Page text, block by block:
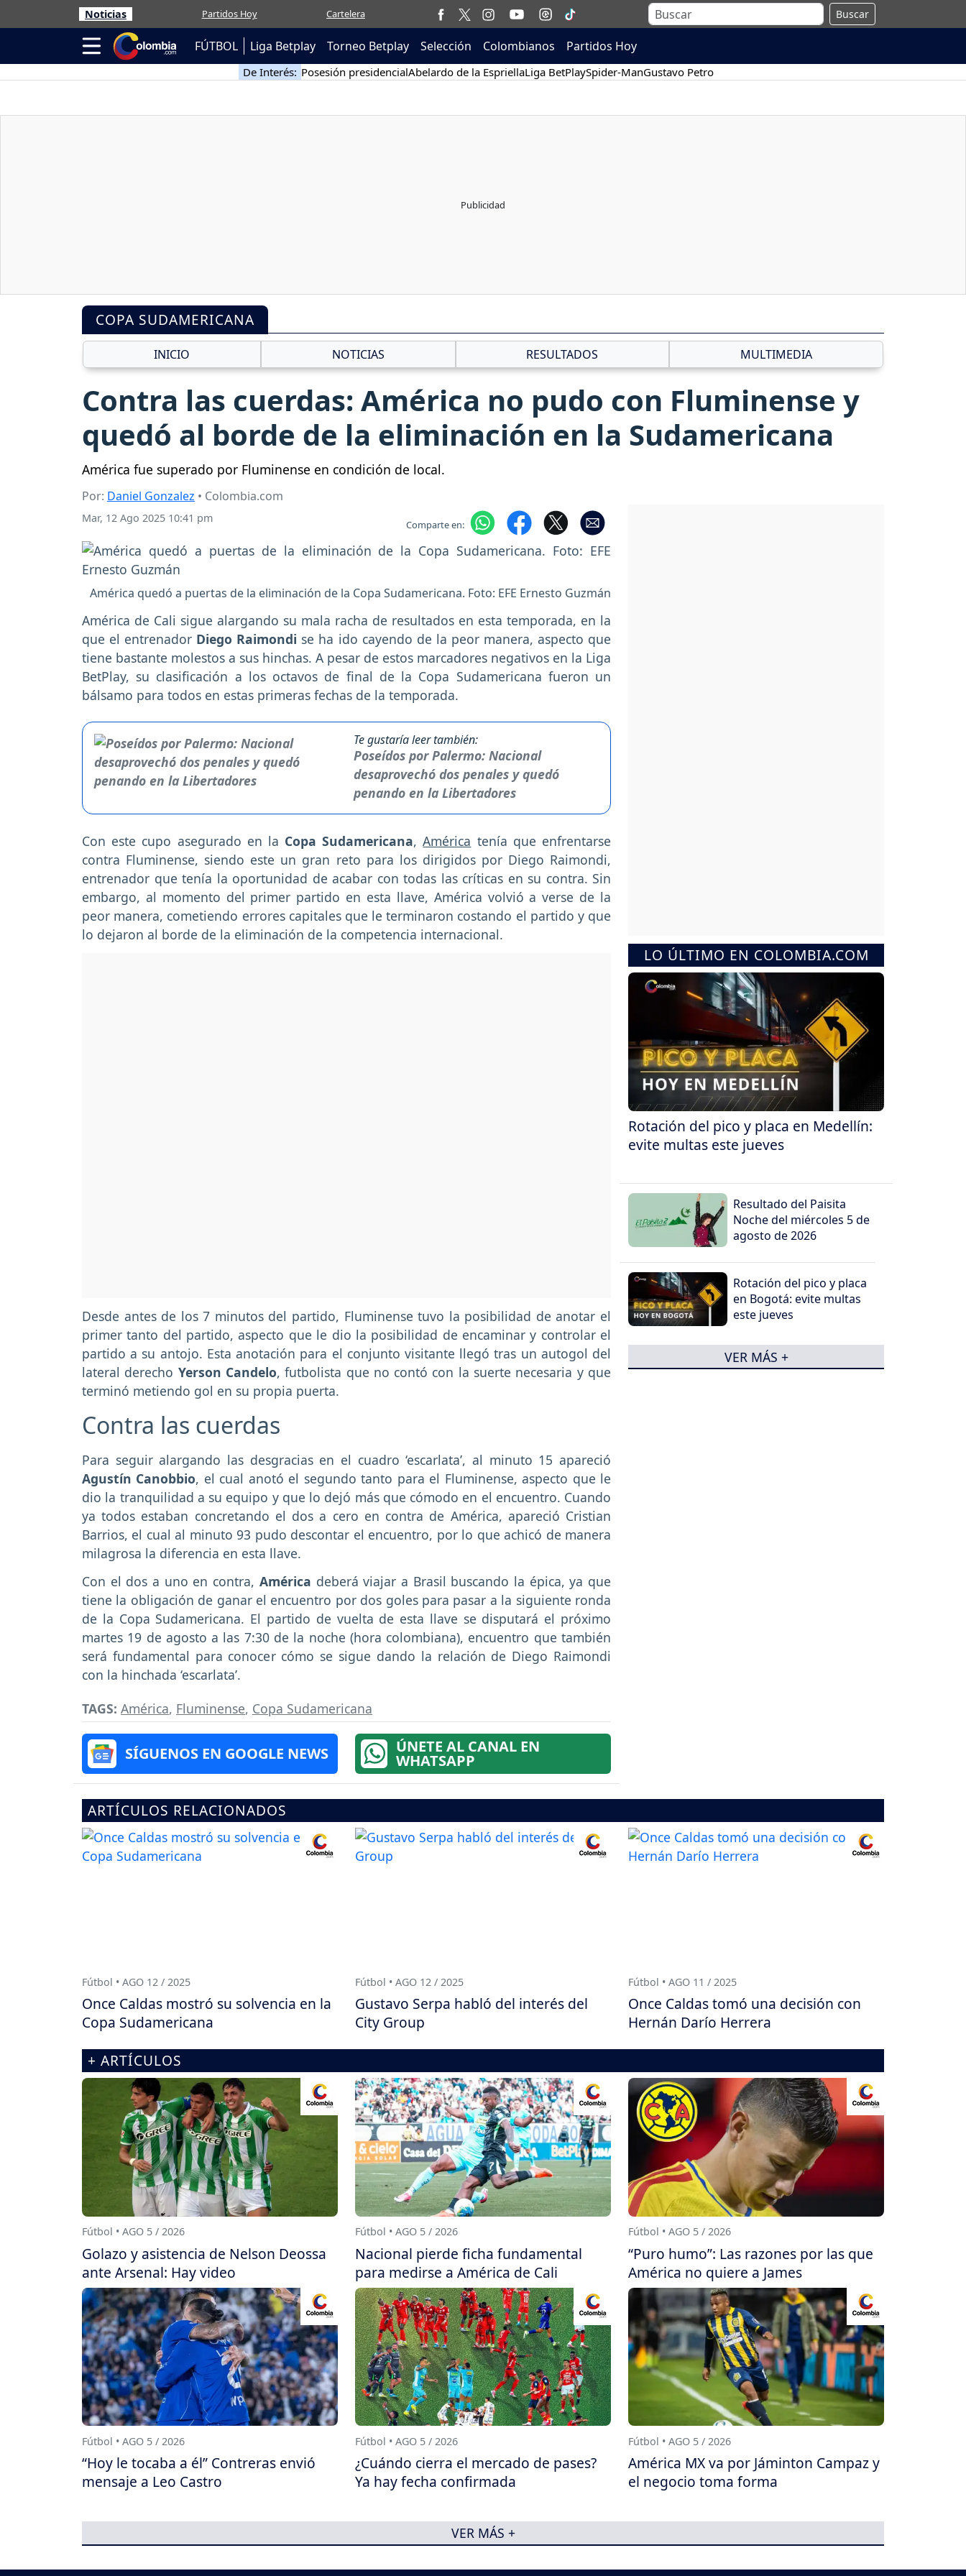
Noticias Partidos Hoy Cartelera Buscar
FÚTBOL Liga Betplay Torneo Betplay Selección Colombianos Partidos Hoy
De Interés: Posesión presidencialAbelardo de la EspriellaLiga BetPlaySpider-ManGustavo Petro
COPA SUDAMERICANA
INICIO NOTICIAS RESULTADOS MULTIMEDIA
Contra las cuerdas: América no pudo con Fluminense y
quedó al borde de la eliminación en la Sudamericana
América fue superado por Fluminense en condición de local.
Por: Daniel Gonzalez • Colombia.com
Mar, 12 Ago 2025 10:41 pm Comparte en:
América quedó a puertas de la eliminación de la Copa Sudamericana. Foto: EFE Ernesto Guzmán
América de Cali sigue alargando su mala racha de resultados en esta temporada, en la
que el entrenador Diego Raimondi se ha ido cayendo de la peor manera, aspecto que
tiene bastante molestos a sus hinchas. A pesar de estos marcadores negativos en la Liga
BetPlay, su clasificación a los octavos de final de la Copa Sudamericana fueron un
bálsamo para todos en estas primeras fechas de la temporada.
Te gustaría leer también:
Poseídos por Palermo: Nacional
desaprovechó dos penales y quedó
penando en la Libertadores
Con este cupo asegurado en la Copa Sudamericana,América tenía que enfrentarse
contra Fluminense, siendo este un gran reto para los dirigidos por Diego Raimondi,
entrenador que tenía la oportunidad de acabar con todas las críticas en su contra. Sin
embargo, al momento del primer partido en esta llave, América volvió a verse de la
peor manera, cometiendo errores capitales que le terminaron costando el partido y que
lo dejaron al borde de la eliminación de la competencia internacional.
Desde antes de los 7 minutos del partido, Fluminense tuvo la posibilidad de anotar el
primer tanto del partido, aspecto que le dio la posibilidad de encaminar y controlar el
partido a su antojo. Esta anotación para el conjunto visitante llegó tras un autogol del
lateral derecho Yerson Candelo, futbolista que no contó con la suerte necesaria y que
terminó metiendo gol en su propia puerta.
Contra las cuerdas
Para seguir alargando las desgracias en el cuadro ‘escarlata’, al minuto 15 apareció
Agustín Canobbio, el cual anotó el segundo tanto para el Fluminense, aspecto que le
dio la tranquilidad a su equipo y que lo dejó más que cómodo en el encuentro. Cuando
ya todos estaban concretando el dos a cero en contra de América, apareció Cristian
Barrios, el cual al minuto 93 pudo descontar el encuentro, por lo que achicó de manera
milagrosa la diferencia en esta llave.
Con el dos a uno en contra, América deberá viajar a Brasil buscando la épica, ya que
tiene la obligación de ganar el encuentro por dos goles para pasar a la siguiente ronda
de la Copa Sudamericana. El partido de vuelta de esta llave se disputará el próximo
martes 19 de agosto a las 7:30 de la noche (hora colombiana), encuentro que también
será fundamental para conocer cómo se sigue dando la relación de Diego Raimondi
con la hinchada ‘escarlata’.
TAGS: América, Fluminense, Copa Sudamericana
SÍGUENOS EN GOOGLE NEWS ÚNETE AL CANAL EN
WHATSAPP
LO ÚLTIMO EN COLOMBIA.COM
Rotación del pico y placa en Medellín:
evite multas este jueves
Resultado del Paisita
Noche del miércoles 5 de
agosto de 2026
Rotación del pico y placa
en Bogotá: evite multas
este jueves
VER MÁS +
ARTÍCULOS RELACIONADOS
Fútbol • AGO 12 / 2025
Once Caldas mostró su solvencia en la
Copa Sudamericana
Fútbol • AGO 12 / 2025
Gustavo Serpa habló del interés del
City Group
Fútbol • AGO 11 / 2025
Once Caldas tomó una decisión con
Hernán Darío Herrera
+ ARTÍCULOS
Fútbol • AGO 5 / 2026
Golazo y asistencia de Nelson Deossa
ante Arsenal: Hay video
Fútbol • AGO 5 / 2026
Nacional pierde ficha fundamental
para medirse a América de Cali
Fútbol • AGO 5 / 2026
“Puro humo”: Las razones por las que
América no quiere a James
Fútbol • AGO 5 / 2026
“Hoy le tocaba a él” Contreras envió
mensaje a Leo Castro
Fútbol • AGO 5 / 2026
¿Cuándo cierra el mercado de pases?
Ya hay fecha confirmada
Fútbol • AGO 5 / 2026
América MX va por Jáminton Campaz y
el negocio toma forma
VER MÁS +